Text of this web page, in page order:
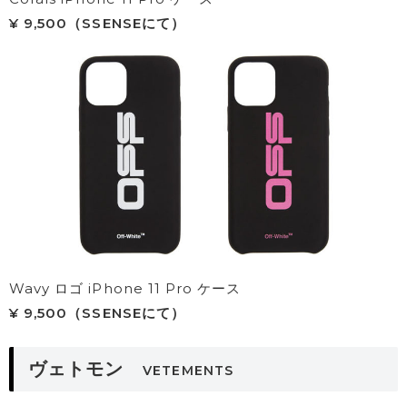
¥ 9,500（SSENSEにて）
Wavy ロゴ iPhone 11 Pro ケース
¥ 9,500（SSENSEにて）
ヴェトモンVETEMENTS